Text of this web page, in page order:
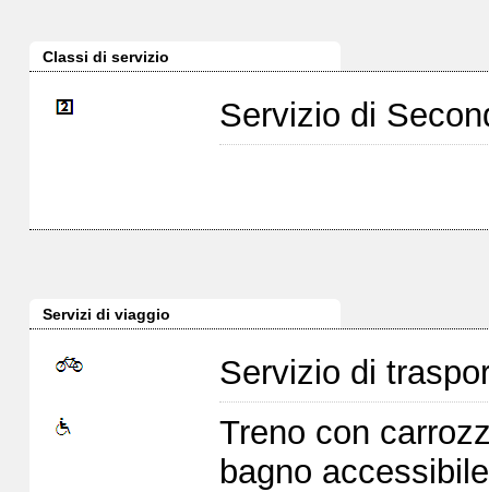
Classi di servizio
Servizio di
Servizi di viaggio
Servizio di
Treno con
bagno